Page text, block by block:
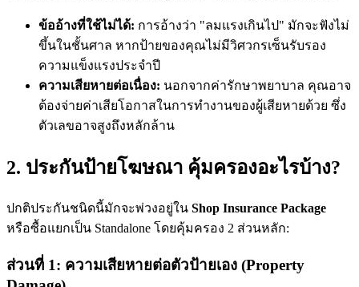
ข้ออ้างที่ใช้ไม่ได้: การอ้างว่า "ลมแรงเกินไป" มักจะฟังไม่
ขึ้นในชั้นศาล หากป้ายของคุณไม่มีวิศวกรเซ็นรับรอง
ความแข็งแรงประจำปี
ความเสียหายต่อเนื่อง: นอกจากค่ารักษาพยาบาล คุณอาจ
ต้องจ่ายค่าเสียโอกาสในการทำงานของผู้เสียหายด้วย ซึ่ง
ตัวเลขอาจสูงถึงหลักล้าน
2. ประกันป้ายโฆษณา คุ้มครองอะไรบ้าง?
ปกติประกันชนิดนี้มักจะพ่วงอยู่ใน Shop Insurance Package
หรือซื้อแยกเป็น Standalone โดยคุ้มครอง 2 ส่วนหลัก:
ส่วนที่ 1: ความเสียหายต่อตัวป้ายเอง (Property